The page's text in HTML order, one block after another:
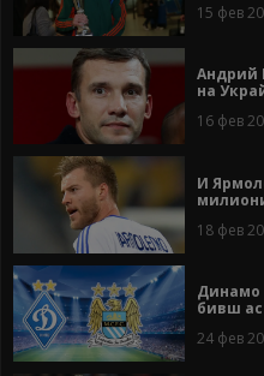
15 фев
Андрий
на
16 фев
И
18 фев
Динамо
бивш
24 фев